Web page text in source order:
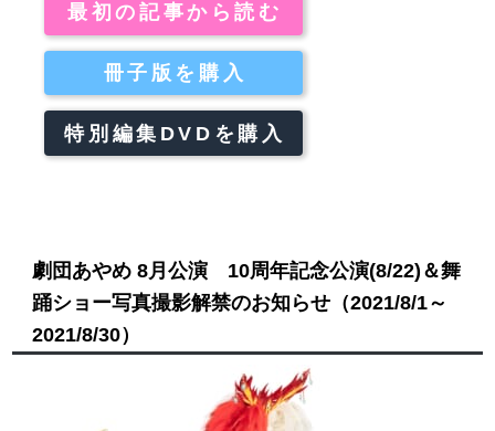
最初の記事から読む
冊子版を購入
特別編集DVDを購入
劇団あやめ 8月公演 10周年記念公演(8/22)＆舞
踊ショー写真撮影解禁のお知らせ（2021/8/1～
2021/8/30）